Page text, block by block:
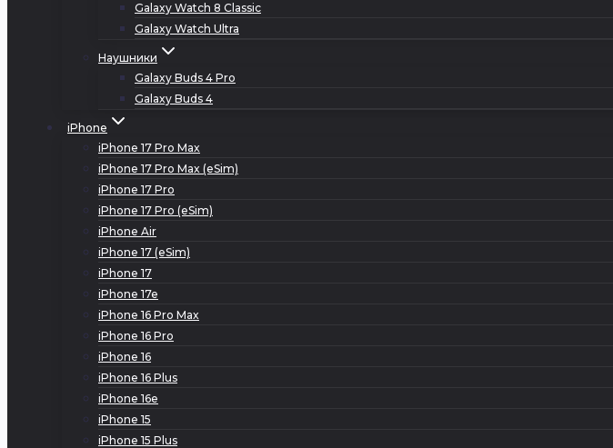
Galaxy Watch 8 Classic
Galaxy Watch Ultra
Наушники
Galaxy Buds 4 Pro
Galaxy Buds 4
iPhone
iPhone 17 Pro Max
iPhone 17 Pro Max (eSim)
iPhone 17 Pro
iPhone 17 Pro (eSim)
iPhone Air
iPhone 17 (eSim)
iPhone 17
iPhone 17e
iPhone 16 Pro Max
iPhone 16 Pro
iPhone 16
iPhone 16 Plus
iPhone 16e
iPhone 15
iPhone 15 Plus